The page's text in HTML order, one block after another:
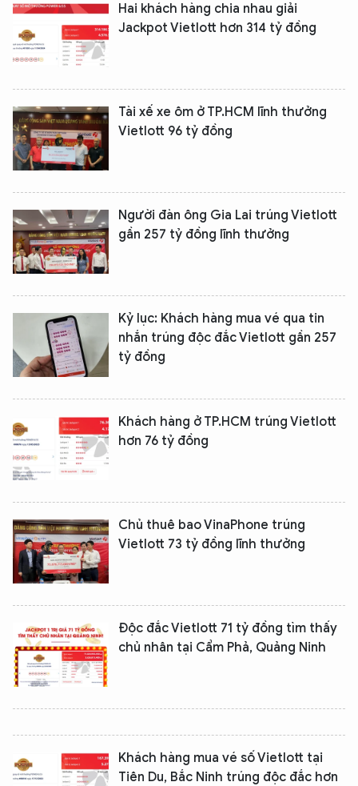
Hai khách hàng chia nhau giải
Jackpot Vietlott hơn 314 tỷ đồng
Tài xế xe ôm ở TP.HCM lĩnh thưởng
Vietlott 96 tỷ đồng
Người đàn ông Gia Lai trúng Vietlott
gần 257 tỷ đồng lĩnh thưởng
Kỷ lục: Khách hàng mua vé qua tin
nhắn trúng độc đắc Vietlott gần 257
tỷ đồng
Khách hàng ở TP.HCM trúng Vietlott
hơn 76 tỷ đồng
Chủ thuê bao VinaPhone trúng
Vietlott 73 tỷ đồng lĩnh thưởng
Độc đắc Vietlott 71 tỷ đồng tìm thấy
chủ nhân tại Cẩm Phả, Quảng Ninh
Khách hàng mua vé số Vietlott tại
Tiên Du, Bắc Ninh trúng độc đắc hơn
XIN CHÀO,
Hãy hỏi tôi bất kỳ điều gì bạn cần biết về
An Ninh Thủ Đô nhé. Tôi sẵn sàng hỗ trợ!